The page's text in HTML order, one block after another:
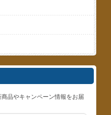
品やキャンペーン情報をお届